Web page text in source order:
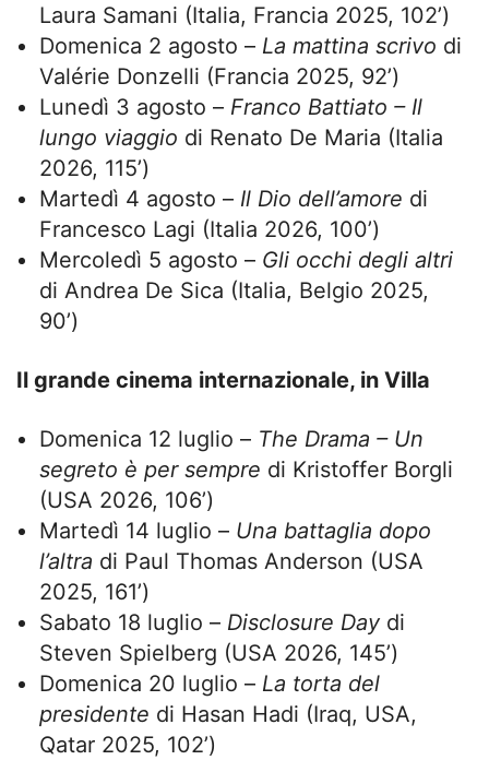
Laura Samani (Italia, Francia 2025, 102’)
Domenica 2 agosto – La mattina scrivo di
Valérie Donzelli (Francia 2025, 92’)
Lunedì 3 agosto – Franco Battiato – Il
lungo viaggio di Renato De Maria (Italia
2026, 115’)
Martedì 4 agosto – Il Dio dell’amore di
Francesco Lagi (Italia 2026, 100’)
Mercoledì 5 agosto – Gli occhi degli altri
di Andrea De Sica (Italia, Belgio 2025,
90’)
Il grande cinema internazionale, in Villa
Domenica 12 luglio – The Drama – Un
segreto è per sempre di Kristoffer Borgli
(USA 2026, 106’)
Martedì 14 luglio – Una battaglia dopo
l’altra di Paul Thomas Anderson (USA
2025, 161’)
Sabato 18 luglio – Disclosure Daydi
Steven Spielberg (USA 2026, 145’)
Domenica 20 luglio – La torta del
presidente di Hasan Hadi (Iraq, USA,
Qatar 2025, 102’)